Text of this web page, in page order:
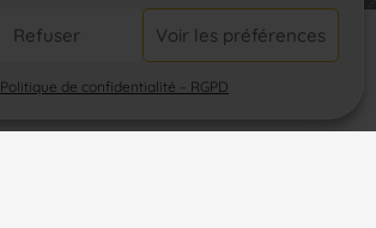
Refuser Voir les préférences
Politique de confidentialité – RGPD